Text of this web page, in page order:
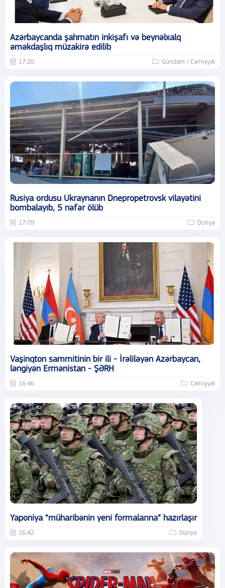
Azərbaycanda şahmatın inkişafı və beynəlxalq
əməkdaşlıq müzakirə edilib
17:20 Gündəm / Cəmiyyət
Rusiya ordusu Ukraynanın Dnepropetrovsk vilayətini
bombalayıb, 5 nəfər ölüb
17:09 Dünya
Vaşinqton sammitinin bir ili - İrəliləyən Azərbaycan,
ləngiyən Ermənistan - ŞƏRH
16:46 Cəmiyyət
Yaponiya “müharibənin yeni formalarına” hazırlaşır
16:42 Dünya